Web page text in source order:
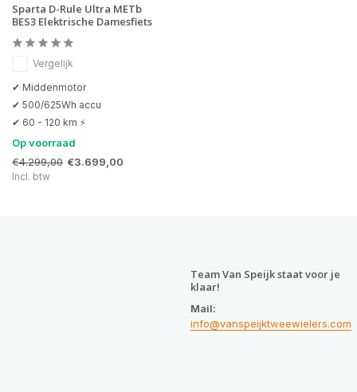
Sparta D-Rule Ultra METb
BES3 Elektrische Damesfiets
Vergelijk
✔ Middenmotor
✔ 500/625Wh accu
✔ 60 - 120 km ⚡
Op voorraad
€4.299,00 €3.699,00
Incl. btw
Team Van Speijk staat voor je
klaar!
Mail:
info@vanspeijktweewielers.com